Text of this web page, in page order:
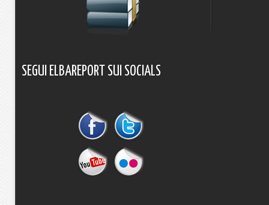
SEGUI ELBAREPORT SUI SOCIALS